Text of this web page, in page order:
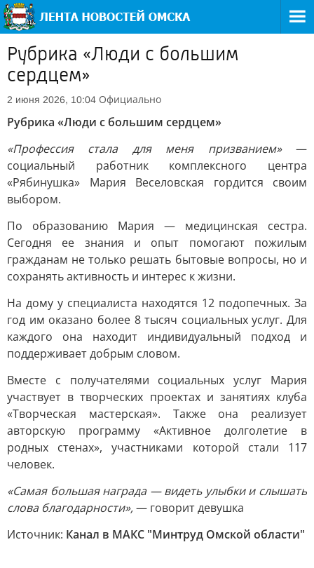
Рубрика «Люди с большим
сердцем»
2 июня 2026, 10:04 Официально
Рубрика «Люди с большим сердцем»
«Профессия стала для меня призванием»—
социальный работник комплексного центра
«Рябинушка» Мария Веселовская гордится своим
выбором.
По образованию Мария — медицинская сестра.
Сегодня ее знания и опыт помогают пожилым
гражданам не только решать бытовые вопросы, но и
сохранять активность и интерес к жизни.
На дому у специалиста находятся 12 подопечных. За
год им оказано более 8 тысяч социальных услуг. Для
каждого она находит индивидуальный подход и
поддерживает добрым словом.
Вместе с получателями социальных услуг Мария
участвует в творческих проектах и занятиях клуба
«Творческая мастерская». Также она реализует
авторскую программу «Активное долголетие в
родных стенах», участниками которой стали 117
человек.
«Самая большая награда — видеть улыбки и слышать
слова благодарности»,— говорит девушка
Источник: Канал в МАКС "Минтруд Омской области"